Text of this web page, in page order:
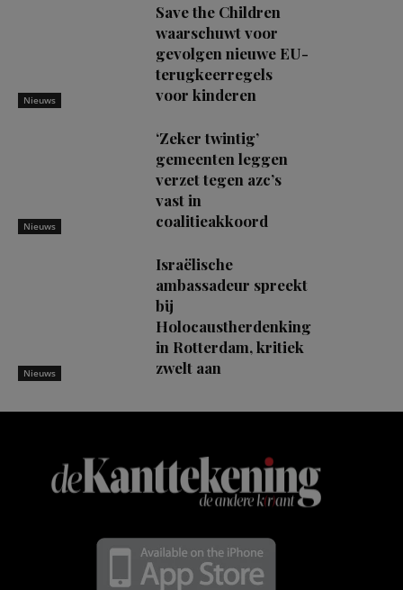
Nieuws
Save the Children
waarschuwt voor
gevolgen nieuwe EU-
terugkeerregels
voor kinderen
Nieuws
‘Zeker twintig’
gemeenten leggen
verzet tegen azc’s
vast in
coalitieakkoord
Nieuws
Israëlische
ambassadeur spreekt
bij
Holocaustherdenking
in Rotterdam, kritiek
zwelt aan